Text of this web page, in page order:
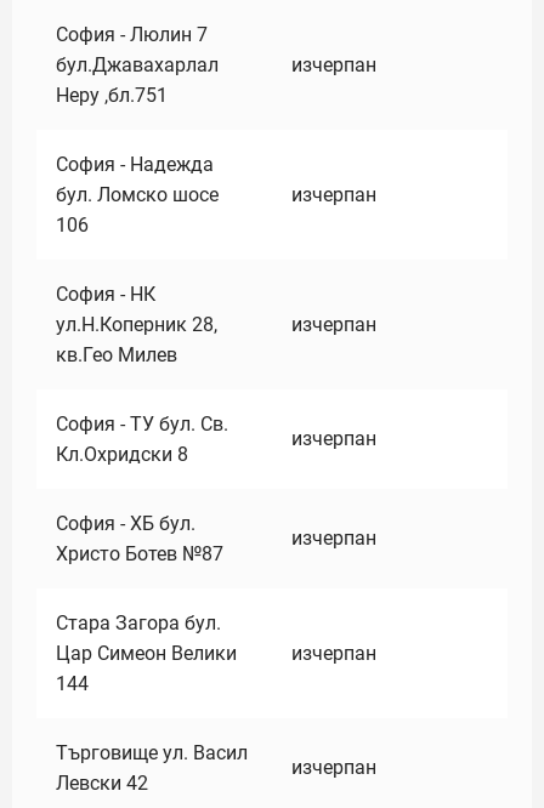
София - Люлин 7
бул.Джавахарлал
Неру ,бл.751
изчерпан
София - Надежда
бул. Ломско шосе
106
изчерпан
София - НК
ул.Н.Коперник 28,
кв.Гео Милев
изчерпан
София - ТУ бул. Св.
Кл.Охридски 8
изчерпан
София - ХБ бул.
Христо Ботев №87
изчерпан
Стара Загора бул.
Цар Симеон Велики
144
изчерпан
Търговище ул. Васил
Левски 42
изчерпан